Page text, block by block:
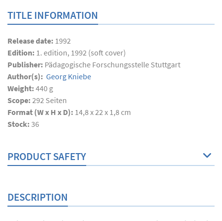
TITLE INFORMATION
Release date: 1992
Edition: 1. edition, 1992 (soft cover)
Publisher: Pädagogische Forschungsstelle Stuttgart
Author(s): Georg Kniebe
Weight: 440 g
Scope: 292 Seiten
Format (W x H x D): 14,8 x 22 x 1,8 cm
Stock: 36
PRODUCT SAFETY
DESCRIPTION